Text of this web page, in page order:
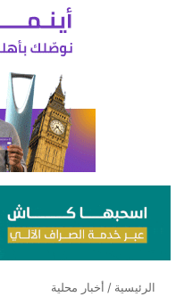
الرئيسية / أخبار محلية